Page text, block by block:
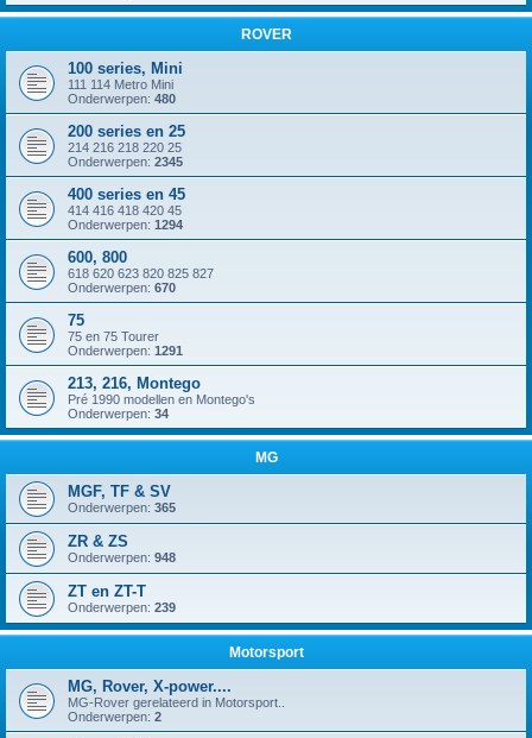
ROVER
100 series, Mini
111 114 Metro Mini
Onderwerpen: 480
200 series en 25
214 216 218 220 25
Onderwerpen: 2345
400 series en 45
414 416 418 420 45
Onderwerpen: 1294
600, 800
618 620 623 820 825 827
Onderwerpen: 670
75
75 en 75 Tourer
Onderwerpen: 1291
213, 216, Montego
Pré 1990 modellen en Montego's
Onderwerpen: 34
MG
MGF, TF & SV
Onderwerpen: 365
ZR & ZS
Onderwerpen: 948
ZT en ZT-T
Onderwerpen: 239
Motorsport
MG, Rover, X-power....
MG-Rover gerelateerd in Motorsport..
Onderwerpen: 2